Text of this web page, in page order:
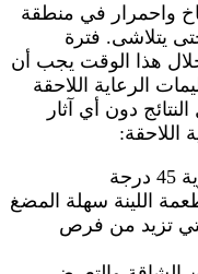
واحمرار في منطقة
يتلاشى. فترة
هذا الوقت يجب أن
الرعاية اللاحقة
دون أي آثار
اللاحقة:
اللينة سهلة المضغ
تزيد من فرص